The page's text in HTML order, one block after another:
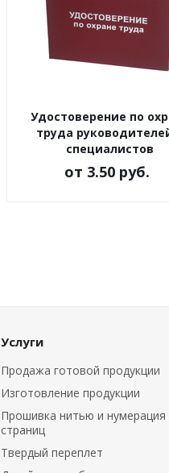
Удостоверение по
труда
специалистов
от 3.50 руб.
Услуги
Продажа готовой продукции
Изготовление продукции
Прошивка нитью и нумерация
страниц
Твердый переплет